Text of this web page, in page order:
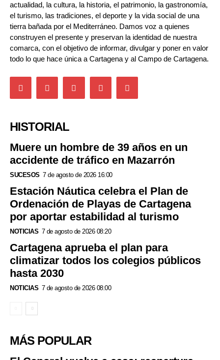
actualidad, la cultura, la historia, el patrimonio, la gastronomía,
el turismo, las tradiciones, el deporte y la vida social de una
tierra bañada por el Mediterráneo. Damos voz a quienes
construyen el presente y preservan la identidad de nuestra
comarca, con el objetivo de informar, divulgar y poner en valor
todo lo que hace única a Cartagena y al Campo de Cartagena.
HISTORIAL
Muere un hombre de 39 años en un
accidente de tráfico en Mazarrón
SUCESOS 7 de agosto de 2026 16:00
Estación Náutica celebra el Plan de
Ordenación de Playas de Cartagena
por aportar estabilidad al turismo
NOTICIAS 7 de agosto de 2026 08:20
Cartagena aprueba el plan para
climatizar todos los colegios públicos
hasta 2030
NOTICIAS 7 de agosto de 2026 08:00
MÁS POPULAR